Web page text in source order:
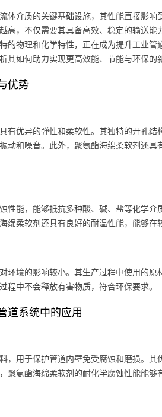
体介质的关键基础设施，其性能直接影
高，不仅需要其具备高效、稳定的输送
的物理和化学特性，正在成为提升工业
其如何助力实现更高效能、节能与环保的
优势
有优异的弹性和柔软性。其独特的开孔
动和噪音。此外，聚氨酯海绵柔软剂还
性能，能够抵抗多种酸、碱、盐等化学
绵柔软剂还具有良好的耐温性能，能够在
环境的影响较小。其生产过程中使用的
程中不会释放有害物质，符合环保要求。
道系统中的应用
，用于保护管道内壁免受腐蚀和磨损。
聚氨酯海绵柔软剂的耐化学腐蚀性能能够